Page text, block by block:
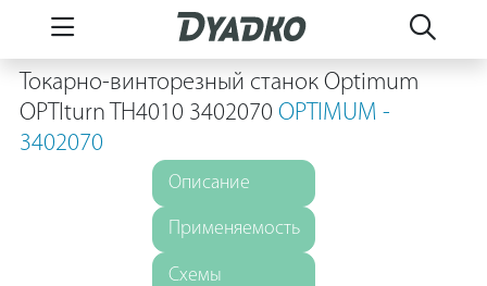
Токарно-винторезный станок Optimum
OPTIturn TH4010 3402070 OPTIMUM -
3402070
Описание
Применяемость
Схемы